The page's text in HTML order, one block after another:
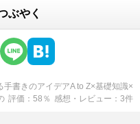
ぶやく
書きのアイデアA to Z×基礎知識×
評価 58 ％ 感想・レビュー 3件